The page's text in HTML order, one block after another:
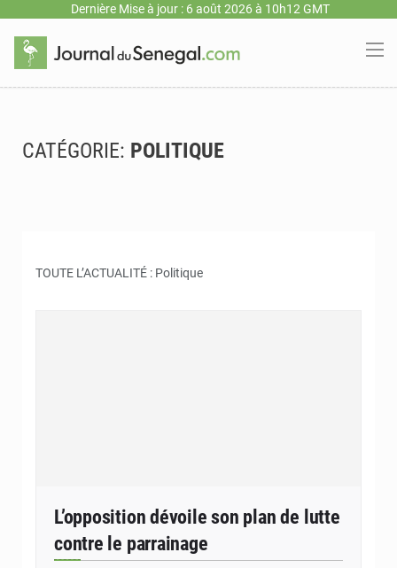
Dernière Mise à jour : 6 août 2026 à 10h12 GMT
CATÉGORIE: POLITIQUE
TOUTE L’ACTUALITÉ : Politique
L’opposition dévoile son plan de lutte
contre le parrainage